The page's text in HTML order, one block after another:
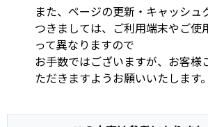
また、ページの更新・キャッシュ
つきましては、ご利用端末やご使
って異なりますので
お手数ではございますが、お客様
ただきますようお願いいたします。